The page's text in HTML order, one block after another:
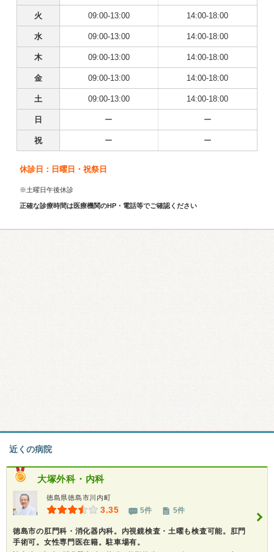
火 09:00-13:00 14:00-18:00
水 09:00-13:00 14:00-18:00
木 09:00-13:00 14:00-18:00
金 09:00-13:00 14:00-18:00
土 09:00-13:00 14:00-18:00
日 ー ー
祝 ー ー
休診日：日曜日・祝祭日
※土曜日午後休診
正確な診療時間は医療機関のHP・電話等でご確認ください
近くの病院
大塚外科・内科
徳島県徳島市川内町
3.35 5件 5件
徳島市の肛門科・消化器内科。内視鏡検査・土曜も検査可能。肛門
手術可。女性専門医在籍。駐車場有。